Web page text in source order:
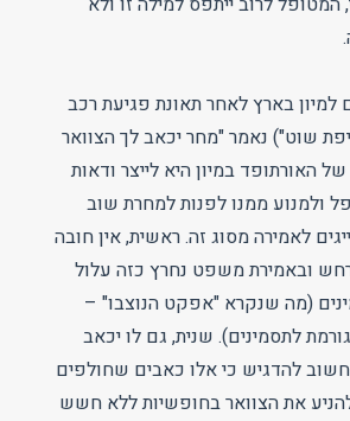
למיון בארץ לאחר תאונת פגיעת רכב
שוט") נאמר "מחר יכאב לך הצוואר
האורתופד במיון היא לייצר ודאות
ולמנוע ממנו לפנות למחרת שוב
לאמירה מסוג זה. ראשית, אין חובה
ובאמירת משפט נחרץ כזה עלול
(מה שנקרא "אפקט הנוצבו" –
לתסמינים). שנית, גם לו יכאב
להדגיש כי אלו כאבים שחולפים
להניע את הצוואר בחופשיות ללא חשש